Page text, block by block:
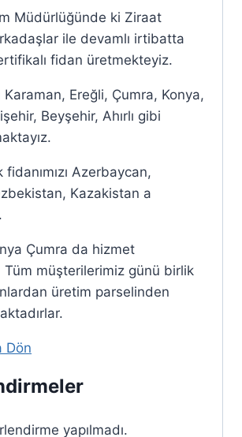
Müdürlüğünde ki Ziraat
ile devamlı irtibatta
fidan üretmekteyiz.
Karaman, Ereğli, Çumra, Konya,
Beyşehir, Ahırlı gibi
fidanımızı Azerbaycan,
Kazakistan a
Çumra da hizmet
müşterilerimiz günü birlik
üretim parselinden
Dön
yapılmadı.